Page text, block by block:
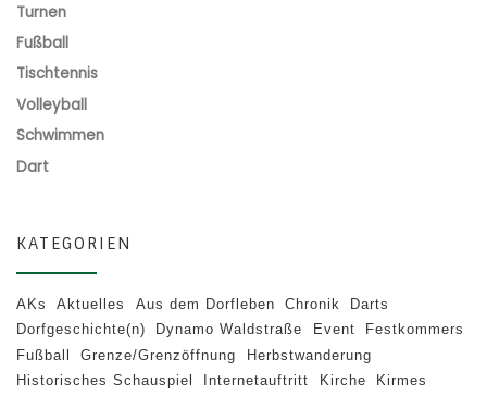
Turnen
Fußball
Tischtennis
Volleyball
Schwimmen
Dart
KATEGORIEN
AKs Aktuelles Aus dem Dorfleben Chronik
Darts
Dorfgeschichte(n)
Dynamo Waldstraße Event
Festkommers
Fußball
Grenze/Grenzöffnung
Herbstwanderung
Historisches Schauspiel
Internetauftritt Kirche
Kirmes